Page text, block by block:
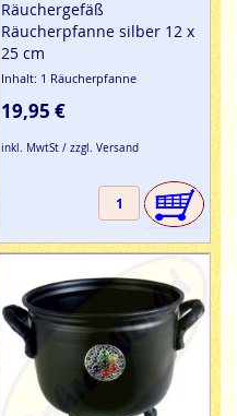
Räuchergefäß
Räucherpfanne silber 12 x
25 cm
Inhalt: 1 Räucherpfanne
19,95 €
inkl. MwtSt / zzgl. Versand